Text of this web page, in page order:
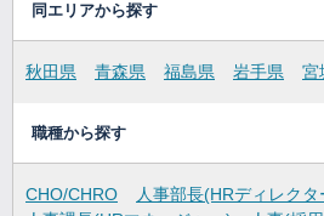
同エリアから探す
秋田県 青森県 福島県 岩手県 宮
職種から探す
CHO/CHRO
人事部長(HRディレクタ